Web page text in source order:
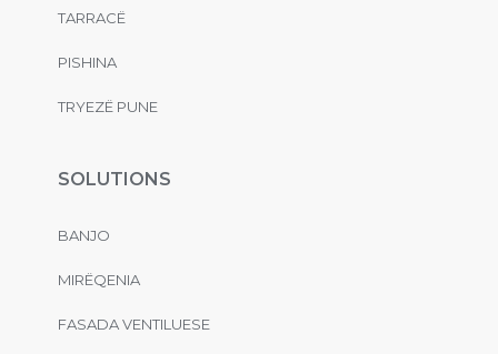
TARRACË
PISHINA
TRYEZË PUNE
SOLUTIONS
BANJO
MIRËQENIA
FASADA VENTILUESE